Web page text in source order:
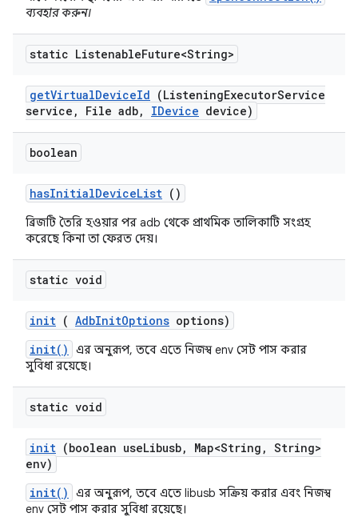
ব্যবহার করুন।
static ListenableFuture<String>
getVirtualDeviceId (ListeningExecutorService
service , File adb, IDevice device)
boolean
hasInitialDeviceList ()
ব্রিজটি তৈরি হওয়ার পর adb থেকে প্রাথমিক তালিকাটি সংগ্রহ
করেছে কিনা তা ফেরত দেয়।
static void
init ( AdbInitOptions options)
init()
এর অনুরূপ, তবে এতে নিজস্ব env সেট পাস করার
সুবিধা রয়েছে।
static void
init (boolean useLibusb, Map<String , String>
env)
init()
এর অনুরূপ, তবে এতে libusb সক্রিয় করার এবং নিজস্ব
env সেট পাস করার সুবিধা রয়েছে।